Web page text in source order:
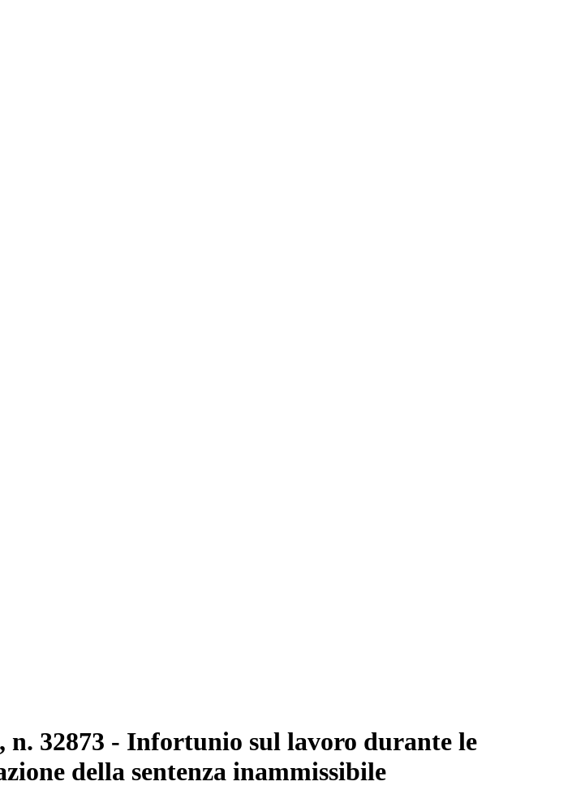
n. 32873 - Infortunio sul lavoro durante le
della sentenza inammissibile